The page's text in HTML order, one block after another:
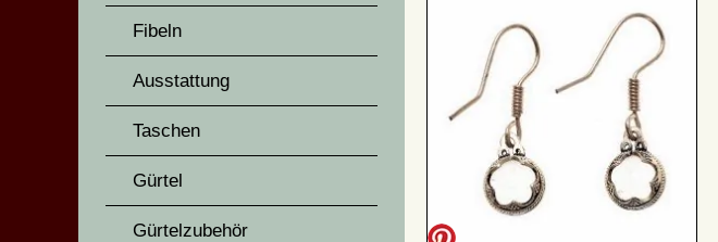
Fibeln
Ausstattung
Taschen
Gürtel
Gürtelzubehör